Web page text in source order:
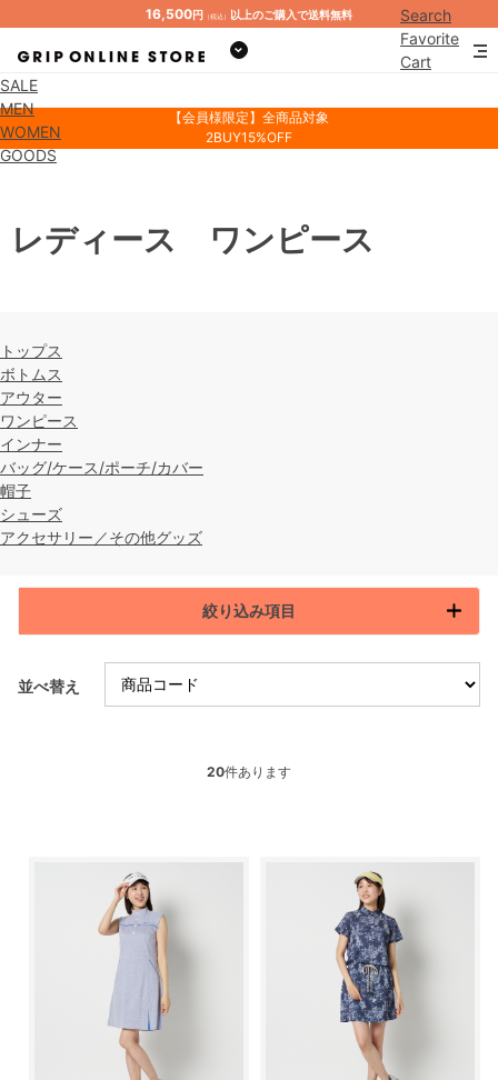
16,500円 （税込） 以上のご購入で送料無料
Search
Favorite
Cart
SALE
MEN
WOMEN
GOODS
【会員様限定】全商品対象
2BUY15%OFF
レディース ワンピース
トップス
ボトムス
アウター
ワンピース
インナー
バッグ/ケース/ポーチ/カバー
帽子
シューズ
アクセサリー／その他グッズ
絞り込み項目
並べ替え
20件あります